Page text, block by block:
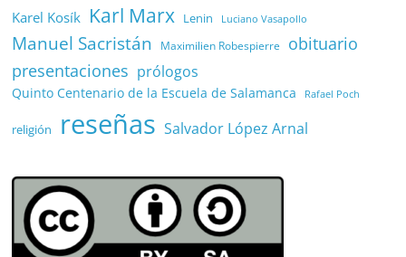
Karel Kosík Karl Marx Lenin Luciano Vasapollo
Manuel Sacristán Maximilien Robespierre
obituario
presentaciones prólogos
Quinto Centenario de la Escuela de Salamanca Rafael Poch
religión reseñas Salvador López Arnal